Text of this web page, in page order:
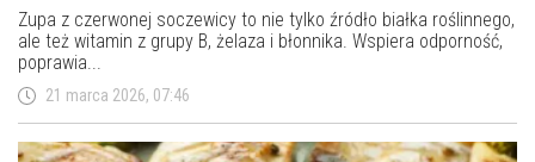
Zupa z czerwonej soczewicy to nie tylko źródło białka roślinnego,
ale też witamin z grupy B, żelaza i błonnika. Wspiera odporność,
poprawia...
21 marca 2026, 07:46